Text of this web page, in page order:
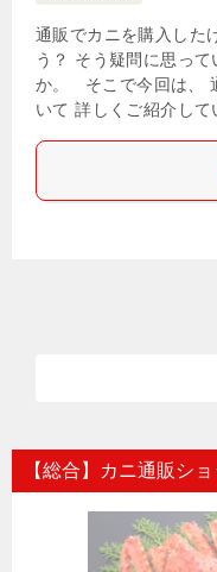
通販でカニを購入した
う？ そう疑問に思っ
か。 そこで今回は、
いて 詳しくご紹介し
【総合】カニ通販シ